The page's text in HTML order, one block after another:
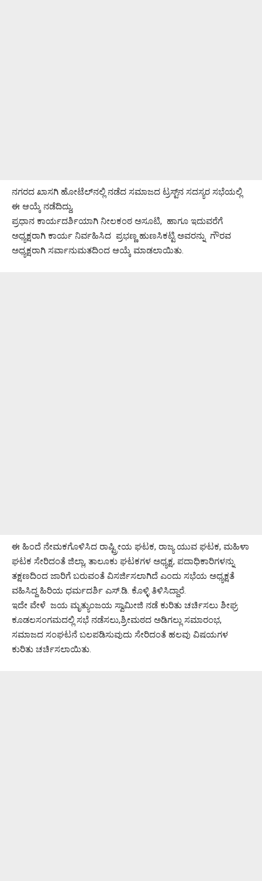
ನಗರದ ಖಾಸಗಿ ಹೋಟೆಲ್‌ನಲ್ಲಿ ನಡೆದ ಸಮಾಜದ ಟ್ರಸ್ಟ್‌ನ ಸದಸ್ಯರ ಸಭೆಯಲ್ಲಿ
ಈ ಆಯ್ಕೆ ನಡೆದಿದ್ದು,
ಪ್ರಧಾನ ಕಾರ್ಯದರ್ಶಿಯಾಗಿ ನೀಲಕಂಠ ಅಸೂಟಿ, ಹಾಗೂ ಇದುವರೆಗೆ
ಅಧ್ಯಕ್ಷರಾಗಿ ಕಾರ್ಯ ನಿರ್ವಹಿಸಿದ ಪ್ರಭಣ್ಣ ಹುಣಸಿಕಟ್ಟಿ ಅವರನ್ನು ಗೌರವ
ಅಧ್ಯಕ್ಷರಾಗಿ ಸರ್ವಾನುಮತದಿಂದ ಆಯ್ಕೆ ಮಾಡಲಾಯಿತು.
ಈ ಹಿಂದೆ ನೇಮಕಗೊಳಿಸಿದ ರಾಷ್ಟ್ರೀಯ ಘಟಕ, ರಾಜ್ಯ ಯುವ ಘಟಕ, ಮಹಿಳಾ
ಘಟಕ ಸೇರಿದಂತೆ ಜಿಲ್ಲಾ, ತಾಲೂಕು ಘಟಕಗಳ ಅಧ್ಯಕ್ಷ, ಪದಾಧಿಕಾರಿಗಳನ್ನು
ತಕ್ಷಣದಿಂದ ಜಾರಿಗೆ ಬರುವಂತೆ ವಿಸರ್ಜಿಸಲಾಗಿದೆ ಎಂದು ಸಭೆಯ ಅಧ್ಯಕ್ಷತೆ
ವಹಿಸಿದ್ದ ಹಿರಿಯ ಧರ್ಮದರ್ಶಿ ಎಸ್.ಡಿ. ಕೊಳ್ಳಿ ತಿಳಿಸಿದ್ದಾರೆ.
ಇದೇ ವೇಳೆ ಜಯ ಮೃತ್ಯುಂಜಯ ಸ್ವಾಮೀಜಿ ನಡೆ ಕುರಿತು ಚರ್ಚಿಸಲು ಶೀಘ್ರ
ಕೂಡಲಸಂಗಮದಲ್ಲಿ ಸಭೆ ನಡೆಸಲು,ಶ್ರೀಮಠದ ಅಡಿಗಲ್ಲು ಸಮಾರಂಭ,
ಸಮಾಜದ ಸಂಘಟನೆ ಬಲಪಡಿಸುವುದು ಸೇರಿದಂತೆ ಹಲವು ವಿಷಯಗಳ
ಕುರಿತು ಚರ್ಚಿಸಲಾಯಿತು.